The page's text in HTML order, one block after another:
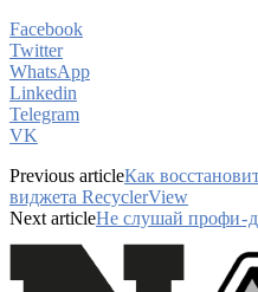
Facebook
Twitter
WhatsApp
Linkedin
Telegram
VK
Previous articleКак
виджета RecyclerView
Next articleНе слушай профи -